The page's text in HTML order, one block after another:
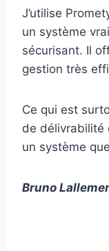
J’utilise
un système
sécurisant. Il
gestion très
Ce qui est
de délivrabilité
un système
Bruno